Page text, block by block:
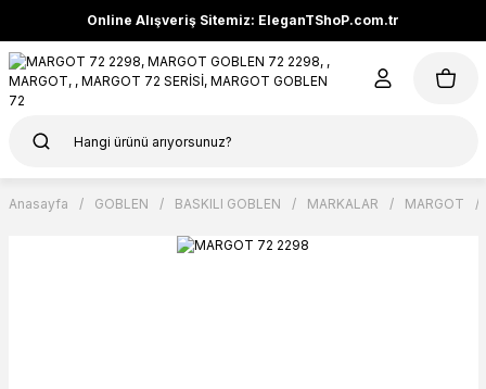
Online Alışveriş Sitemiz: EleganTShoP.com.tr
Anasayfa GOBLEN BASKILI GOBLEN MARKALAR MARGOT